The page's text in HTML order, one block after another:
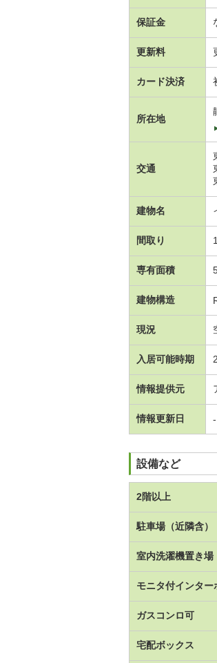
保証金
更新料
カード決済
所在地
交通
建物名
間取り
専有面積
建物構造
現況
入居可能時期
情報提供元
情報更新日 -
設備など
2階以上
駐車場（近隣含）
室内洗濯機置き場
モニタ付インター
ガスコンロ可
宅配ボックス